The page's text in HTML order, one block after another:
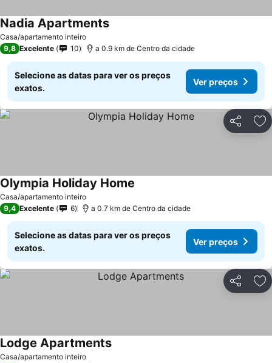
Casa/apartamento inteiro
Nadia Apartments
9,8 Excelente 10 a 0.9 km de Centro da cidade
Selecione as datas para ver os preços
exatos.
Ver preços
Partilhar
Casa/apartamento inteiro
Olympia Holiday Home
9,4 Excelente 6 a 0.7 km de Centro da cidade
Selecione as datas para ver os preços
exatos.
Ver preços
Partilhar
Casa/apartamento inteiro
Lodge Apartments